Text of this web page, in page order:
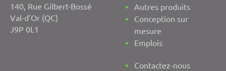
140, Rue Gilbert-Bossé
Val-d’Or (QC)
J9P 0L1
Autres produits
Conception sur
mesure
Emplois
Contactez-nous